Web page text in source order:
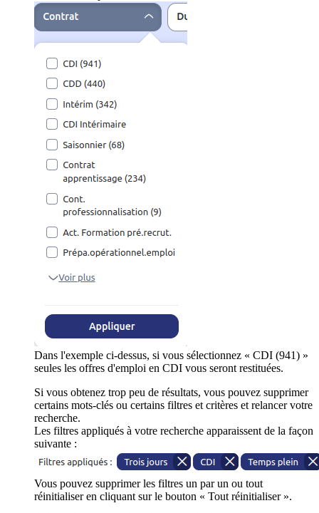
Dans l'exemple ci-dessus, si vous sélectionnez « CDI (941) »
seules les offres d'emploi en CDI vous seront restituées.
Si vous obtenez trop peu de résultats, vous pouvez supprimer
certains mots-clés ou certains filtres et critères et relancer votre
recherche.
Les filtres appliqués à votre recherche apparaissent de la façon
suivante :
Vous pouvez supprimer les filtres un par un ou tout
réinitialiser en cliquant sur le bouton « Tout réinitialiser ».